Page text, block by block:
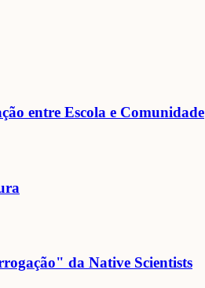
entre Escola e Comunidade
da Native Scientists